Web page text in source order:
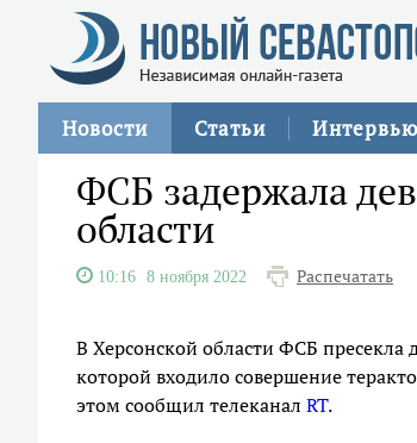
Новости Статьи Интервью
ФСБ задержала
области
10:16 8 ноября 2022 Распечатать
В Херсонской области ФСБ пресекла
которой входило совершение
этом сообщил телеканал RT.